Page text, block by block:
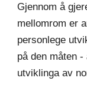
Gjennom å
mellomrom er
personlege
på den måten
utviklinga av